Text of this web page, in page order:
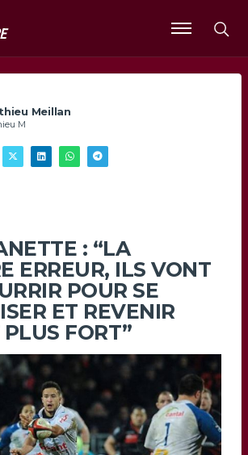
Ouvrir
le
Meillan
M
: “LA
ERREUR, ILS VONT
POUR SE
ET REVENIR
PLUS FORT”